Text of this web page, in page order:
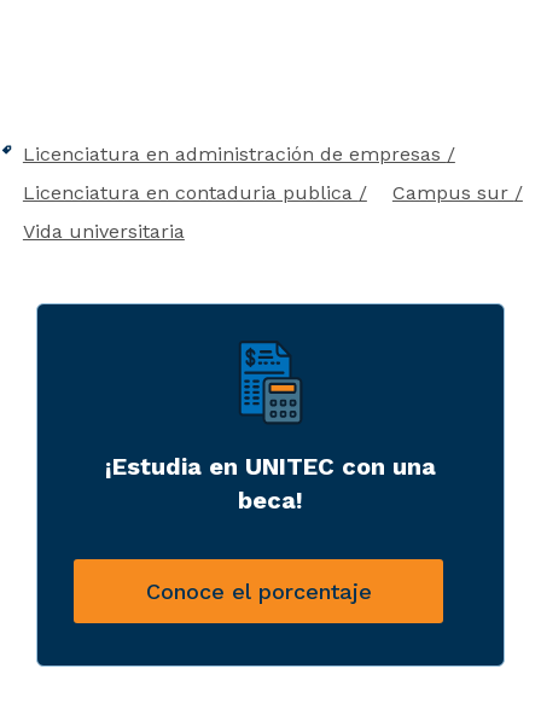
Licenciatura en administración de empresas
Licenciatura en contaduria publica
Campus sur
Vida universitaria
¡Estudia en UNITEC con una
beca!
Conoce el porcentaje